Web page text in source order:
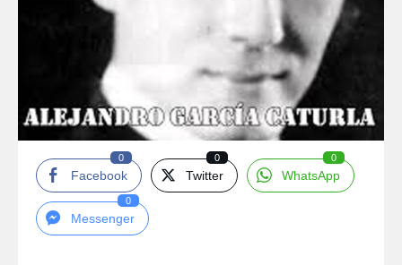
Facebook
0
Twitter
0
WhatsApp
0
Messenger
0